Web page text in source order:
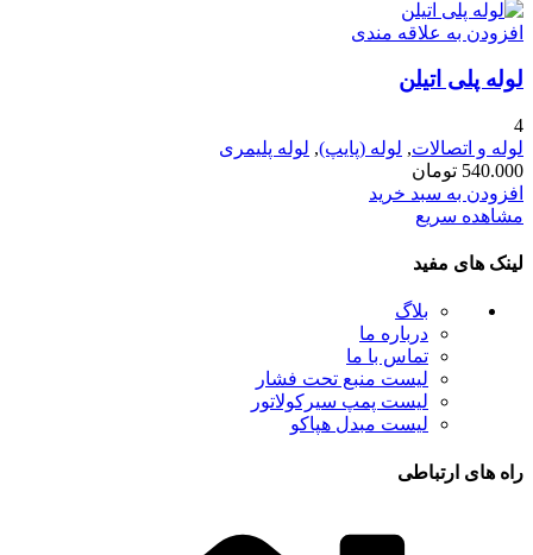
افزودن به علاقه مندی
لوله پلی اتیلن
4
لوله و اتصالات, لوله (پایپ), لوله پلیمری
540.000 تومان
افزودن به سبد خرید
مشاهده سریع
لینک های مفید
بلاگ
درباره ما
تماس با ما
لیست منبع تحت فشار
لیست پمپ سیرکولاتور
لیست مبدل هپاکو
راه های ارتباطی